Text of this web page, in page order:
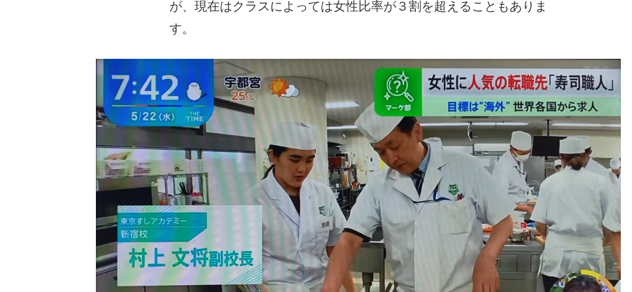
が、現在はクラスによっては女性比率が３割を超えることもありま
す。